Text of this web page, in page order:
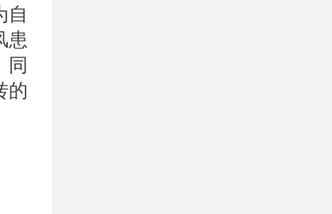
自
患
同
的